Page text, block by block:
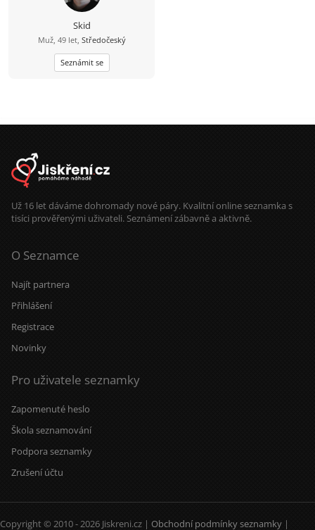
Skid
Muž, 49 let, Středočeský
Seznámit se
Už 16 let dáváme dohromady nové páry. Kvalitní online seznamka s
tisíci prověřenými uživateli. Seznámení zábavně a aktivně.
O Seznamce
Najít partnera
Přihlášení
Registrace
Novinky
Pro uživatele seznamky
Zapomenuté heslo
Škola seznamování
Podpora seznamky
Zrušení účtu
Copyright © 2010 - 2026 Jiskreni.cz | Obchodní podmínky seznamky |